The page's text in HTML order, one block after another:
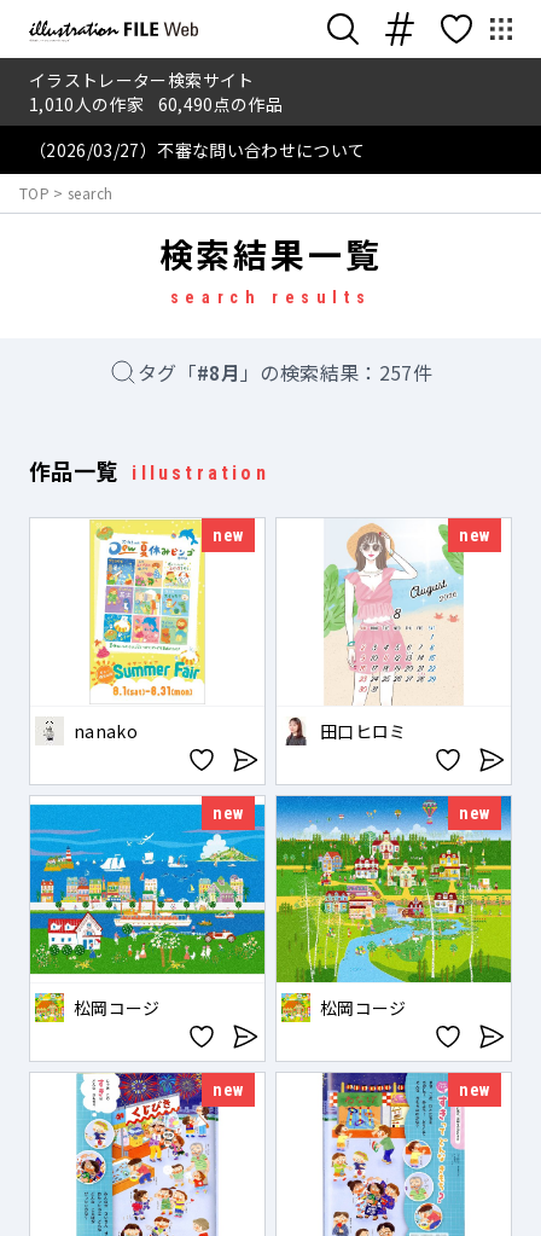
イラストレーター検索サイト
1,010人の作家 60,490点の作品
（2026/03/27）不審な問い合わせについて
TOP > search
検索結果一覧
search results
タグ 「#8月 」の検索結果： 257件
作品一覧 illustration
new
nanako
new
田口ヒロミ
new
松岡コージ
new
松岡コージ
new new